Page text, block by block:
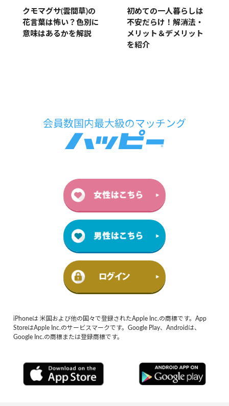
クモマグサ(雲間草)の
花言葉は怖い？色別に
意味はあるかを解説
初めての一人暮らしは
不安だらけ！解消法・
メリット＆デメリット
を紹介
iPhoneは 米国および他の国々で登録されたApple Inc.の商標です。App
StoreはApple Inc.のサービスマークです。Google Play、Androidは、
Google Inc.の商標または登録商標です。